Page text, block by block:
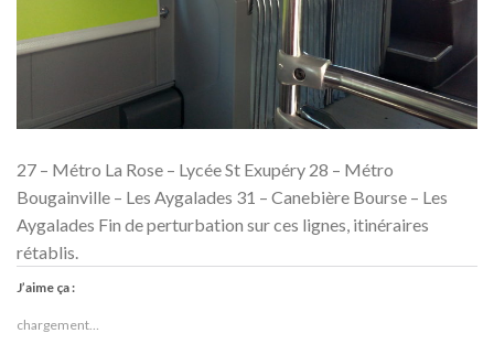
27 – Métro La Rose – Lycée St Exupéry 28 – Métro
Bougainville – Les Aygalades 31 – Canebière Bourse – Les
Aygalades Fin de perturbation sur ces lignes, itinéraires
rétablis.
J’aime ça :
chargement…